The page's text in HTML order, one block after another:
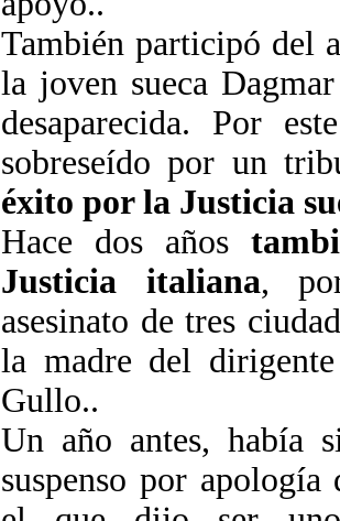
También participó del
la joven sueca
desaparecida. Por
sobreseído por un
éxito por la Justicia
Hace dos años
Justicia italiana,
asesinato de tres
la madre del
Gullo..
Un año antes, había
suspenso por